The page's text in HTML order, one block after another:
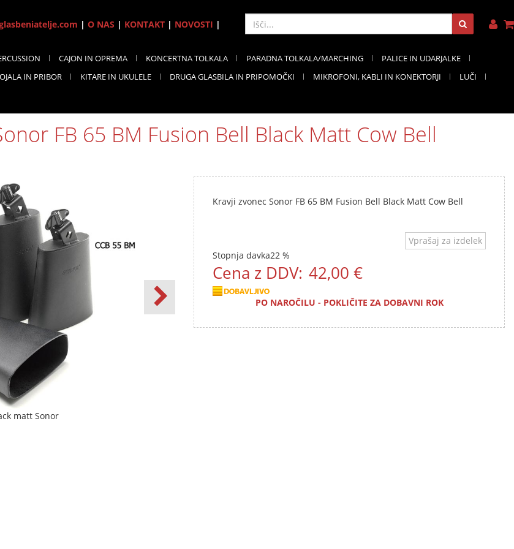
| O NAS | KONTAKT| NOVOSTI |
CAJON IN OPREMA KONCERTNA TOLKALA PARADNA TOLKALA/MARCHING
PALICE IN UDARJALKE
IN PRIBOR KITARE IN UKULELE DRUGA GLASBILA IN PRIPOMOČKI MIKROFONI, KABLI IN KONEKTORJI
LUČI
FB 65 BM Fusion Bell Black Matt Cow Bell
Kravji zvonec Sonor FB 65 BM Fusion Bell Black Matt Cow Bell
Vprašaj za izdelek
Stopnja davka22 %
Cena z DDV: 42,00 €
PO NAROČILU - POKLIČITE ZA DOBAVNI ROK
matt Sonor